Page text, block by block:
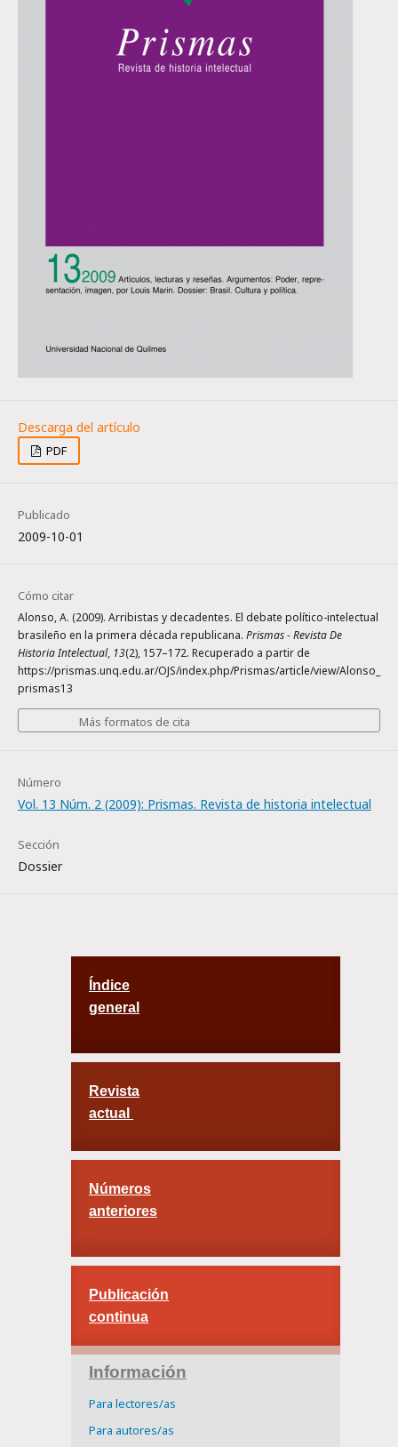
PDF
Publicado
2009-10-01
Cómo citar
Alonso, A. (2009). Arribistas y decadentes. El debate político-intelectual
brasileño en la primera década republicana. Prismas - Revista De
Historia Intelectual, 13(2), 157–172. Recuperado a partir de
https://prismas.unq.edu.ar/OJS/index.php/Prismas/article/view/Alonso_
prismas13
Más formatos de cita
Número
Vol. 13 Núm. 2 (2009): Prismas. Revista de historia intelectual
Sección
Dossier
Índice
general
Revista
actual
Números
anteriores
Publicación
continua
Información
Para lectores/as
Para autores/as